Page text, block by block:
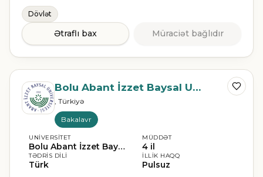
Dövlət
Ətraflı bax Müraciət bağlıdır
Bolu Abant İzzet Baysal Universiteti
, Türkiyə
Bakalavr
UNIVERSITET
Bolu Abant İzzet Baysal Universiteti
TƏDRIS DILI
Türk
MÜDDƏT
4 il
İLLIK HAQQ
Pulsuz